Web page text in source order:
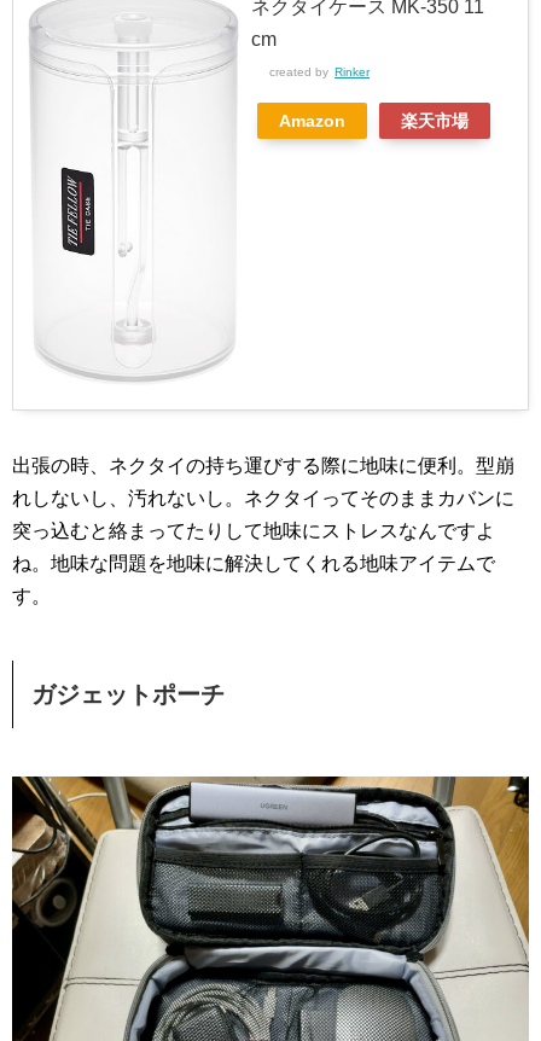
ネクタイケース MK-350 11
cm
created by Rinker
Amazon 楽天市場
出張の時、ネクタイの持ち運びする際に地味に便利。型崩
れしないし、汚れないし。ネクタイってそのままカバンに
突っ込むと絡まってたりして地味にストレスなんですよ
ね。地味な問題を地味に解決してくれる地味アイテムで
す。
ガジェットポーチ